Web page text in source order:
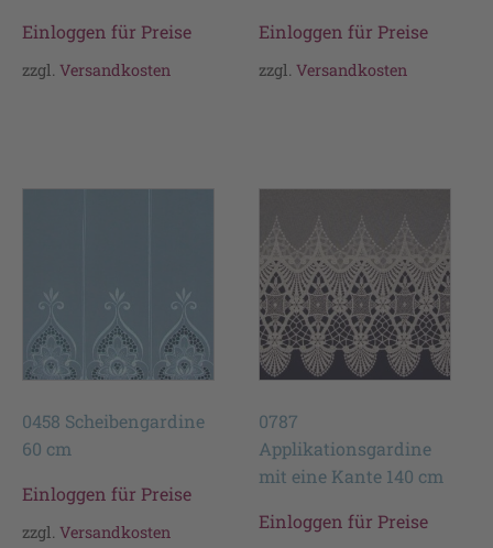
Einloggen für Preise
zzgl. Versandkosten
Einloggen für Preise
zzgl.Versandkosten
0458 Scheibengardine
60 cm
Einloggen für Preise
zzgl. Versandkosten
0787
Applikationsgardine
mit eine Kante 140 cm
Einloggen für Preise